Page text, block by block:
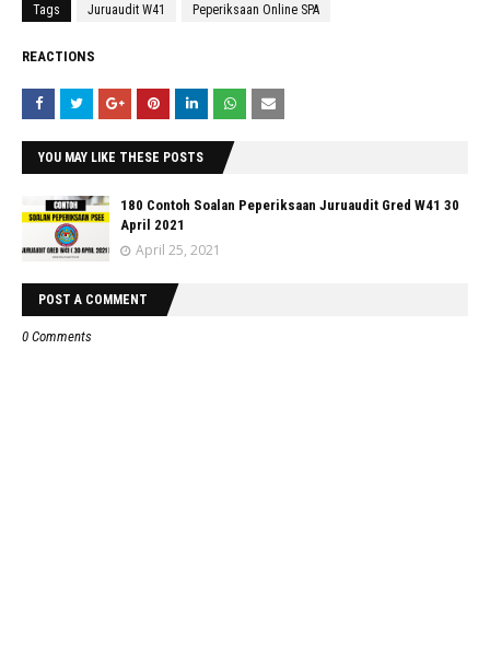
Tags Juruaudit W41 Peperiksaan Online SPA
REACTIONS
YOU MAY LIKE THESE POSTS
180 Contoh Soalan Peperiksaan Juruaudit Gred W41 30
April 2021
April 25, 2021
POST A COMMENT
0 Comments